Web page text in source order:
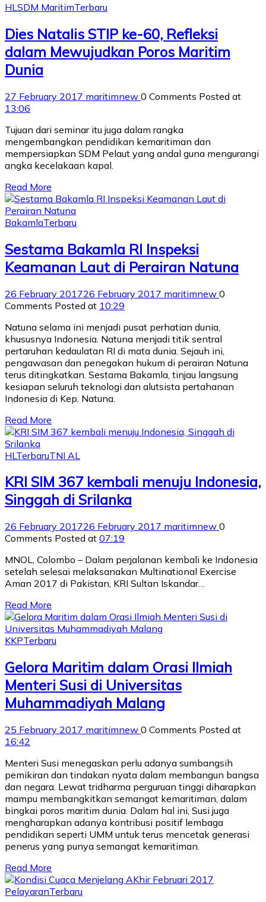
HL SDM MaritimTerbaru
Dies Natalis STIP ke-60, Refleksi
dalam Mewujudkan Poros Maritim
Dunia
27 February 2017 maritimnew 0 Comments Posted at
13:06
Tujuan dari seminar itu juga dalam rangka
mengembangkan pendidikan kemaritiman dan
mempersiapkan SDM Pelaut yang andal guna mengurangi
angka kecelakaan kapal.
Read More
BakamlaTerbaru
Sestama Bakamla RI Inspeksi
Keamanan Laut di Perairan Natuna
26 February 201726 February 2017 maritimnew 0
Comments Posted at 10:29
Natuna selama ini menjadi pusat perhatian dunia,
khususnya Indonesia. Natuna menjadi titik sentral
pertaruhan kedaulatan RI di mata dunia. Sejauh ini,
pengawasan dan penegakan hukum di perairan Natuna
terus ditingkatkan. Sestama Bakamla, tinjau langsung
kesiapan seluruh teknologi dan alutsista pertahanan
Indonesia di Kep. Natuna.
Read More
HL TerbaruTNI AL
KRI SIM 367 kembali menuju Indonesia,
Singgah di Srilanka
26 February 201726 February 2017 maritimnew 0
Comments Posted at 07:19
MNOL, Colombo – Dalam perjalanan kembali ke Indonesia
setelah selesai melaksanakan Multinational Exercise
Aman 2017 di Pakistan, KRI Sultan Iskandar…
Read More
KKPTerbaru
Gelora Maritim dalam Orasi Ilmiah
Menteri Susi di Universitas
Muhammadiyah Malang
25 February 2017 maritimnew 0 Comments Posted at
16:42
Menteri Susi menegaskan perlu adanya sumbangsih
pemikiran dan tindakan nyata dalam membangun bangsa
dan negara. Lewat tridharma perguruan tinggi diharapkan
mampu membangkitkan semangat kemaritiman, dalam
bingkai poros maritim dunia. Dalam hal ini, Susi juga
mengharapkan adanya kontribusi positif lembaga
pendidikan seperti UMM untuk terus mencetak generasi
penerus yang punya semangat kemaritiman.
Read More
PelayaranTerbaru